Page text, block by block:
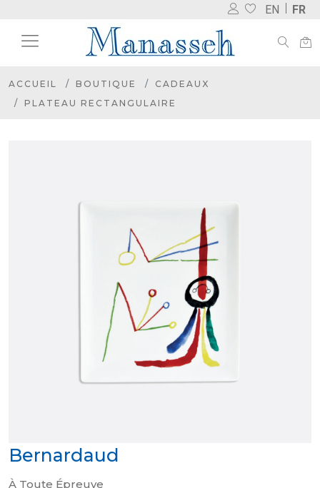
EN FR
ACCUEIL BOUTIQUE
CADEAUX
PLATEAU RECTANGULAIRE
Bernardaud
À Toute Épreuve